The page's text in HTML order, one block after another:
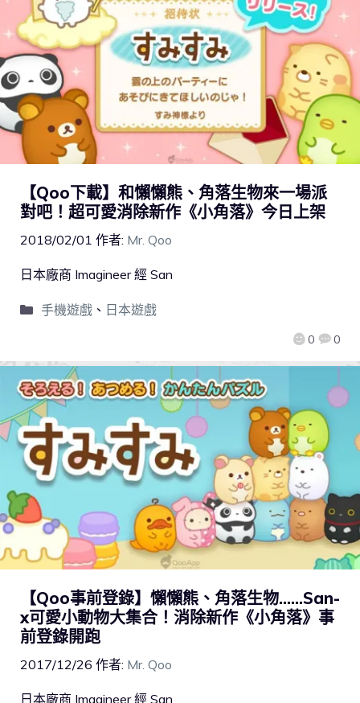
【Qoo下載】和懶懶熊、角落生物來一場派
對吧！超可愛消除新作《小角落》今日上架
2018/02/01 作者: Mr. Qoo
0 0
日本廠商 Imagineer 經 San
手機遊戲、 日本遊戲
【Qoo事前登錄】懶懶熊、角落生物……San-
x可愛小動物大集合！消除新作《小角落》事
前登錄開跑
2017/12/26 作者: Mr. Qoo
日本廠商 Imagineer 經 San